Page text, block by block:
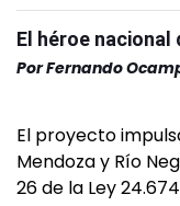
El héroe nacional
PorFernando
El proyecto
Mendoza y Río
26 de la Ley